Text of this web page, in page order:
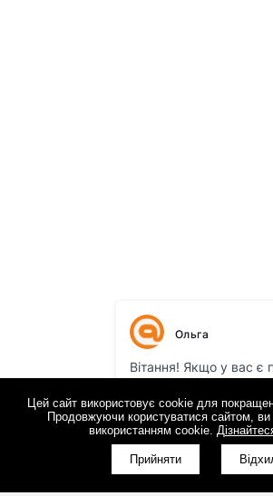
Цей сайт використовує cookie для
Продовжуючи користуватися сайтом, ви
використанням cookie.
Прийняти